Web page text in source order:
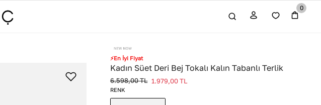
0
⚡En İyi Fiyat
Kadın Süet Deri Bej Tokalı Kalın Tabanlı Terlik
6.598,00TL 1.979,00 TL
RENK